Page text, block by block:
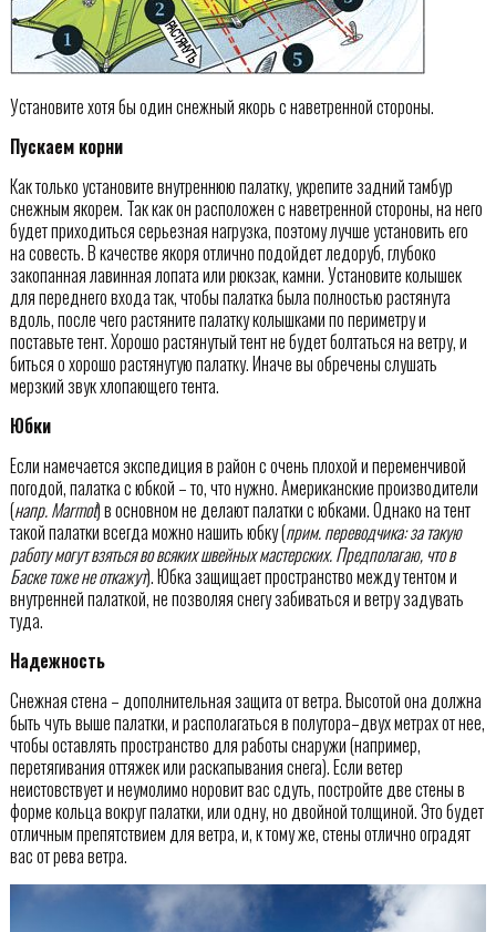
Установите хотя бы один снежный якорь с наветренной стороны.
Пускаем корни
Как только установите внутреннюю палатку, укрепите задний тамбур
снежным якорем. Так как он расположен с наветренной стороны, на него
будет приходиться серьезная нагрузка, поэтому лучше установить его
на совесть. В качестве якоря отлично подойдет ледоруб, глубоко
закопанная лавинная лопата или рюкзак, камни. Установите колышек
для переднего входа так, чтобы палатка была полностью растянута
вдоль, после чего растяните палатку колышками по периметру и
поставьте тент. Хорошо растянутый тент не будет болтаться на ветру, и
биться о хорошо растянутую палатку. Иначе вы обречены слушать
мерзкий звук хлопающего тента.
Юбки
Если намечается экспедиция в район с очень плохой и переменчивой
погодой, палатка с юбкой – то, что нужно. Американские производители
(напр. Marmot) в основном не делают палатки с юбками. Однако на тент
такой палатки всегда можно нашить юбку (прим. переводчика: за такую
работу могут взяться во всяких швейных мастерских. Предполагаю, что в
Баске тоже не откажут). Юбка защищает пространство между тентом и
внутренней палаткой, не позволяя снегу забиваться и ветру задувать
туда.
Надежность
Снежная стена – дополнительная защита от ветра. Высотой она должна
быть чуть выше палатки, и располагаться в полутора–двух метрах от нее,
чтобы оставлять пространство для работы снаружи (например,
перетягивания оттяжек или раскапывания снега). Если ветер
неистовствует и неумолимо норовит вас сдуть, постройте две стены в
форме кольца вокруг палатки, или одну, но двойной толщиной. Это будет
отличным препятствием для ветра, и, к тому же, стены отлично оградят
вас от рева ветра.